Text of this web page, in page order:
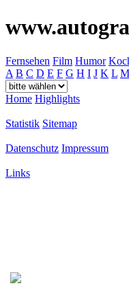
Fernsehen Film Humor
A B C D E F G H I J K L M
Home Highlights
Statistik Sitemap
Datenschutz Impressum
Links